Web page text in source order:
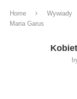
Home Wywiady
Maria Garus